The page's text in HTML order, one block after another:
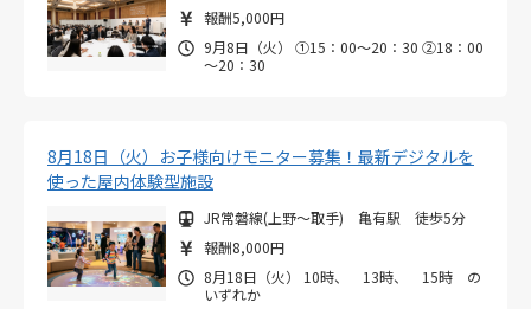
報酬5,000円
9月8日（火） ①15：00～20：30 ②18：00
～20：30
8月18日（火）お子様向けモニター募集！最新デジタルを
使った屋内体験型施設
JR常磐線(上野～取手) 亀有駅 徒歩5分
報酬8,000円
8月18日（火） 10時、 13時、 15時 の
いずれか